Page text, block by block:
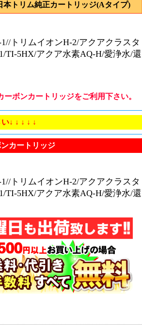
本トリム純正カートリッジ(Aタイプ)
トリムイオンH-2/アクアクラスタ
TI-5HX/アクア水素AQ-H/愛浄水/還
ボンカートリッジをご利用下さい。
↓ ↓ ↓ ↓ ↓
カートリッジ
トリムイオンH-2/アクアクラスタ
TI-5HX/アクア水素AQ-H/愛浄水/還